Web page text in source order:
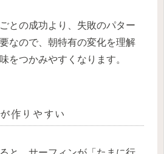
との成功より、失敗のパター
なので、朝特有の変化を理解
をつかみやすくなります。
作りやすい